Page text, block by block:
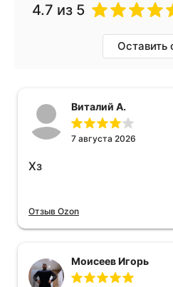
4.7 из 5
Оставить
Виталий А.
7 августа 2026
Хз
Отзыв Ozon
Моисеев Игорь